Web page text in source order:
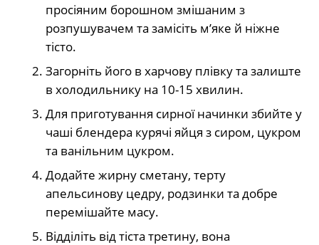
просіяним борошном змішаним з
розпушувачем та замісіть м’яке й ніжне
тісто.
Загорніть його в харчову плівку та залиште
в холодильнику на 10-15 хвилин.
Для приготування сирної начинки збийте у
чаші блендера курячі яйця з сиром, цукром
та ванільним цукром.
Додайте жирну сметану, терту
апельсинову цедру, родзинки та добре
перемішайте масу.
Відділіть від тіста третину, вона